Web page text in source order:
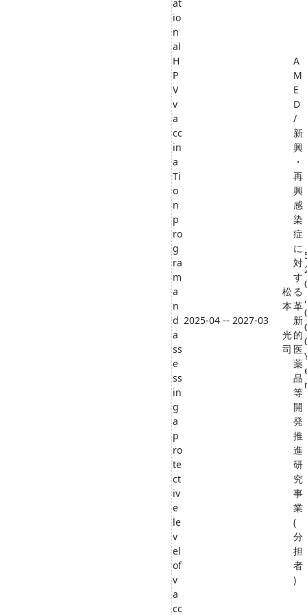
at
io
n
al
H
P
V
v
a
cc
in
a
Ti
o
n
p
ro
g
ra
m
a
n
d
a
ss
e
ss
in
g
a
p
ro
te
ct
iv
e
le
v
el
of
v
a
cc
2025-04 -- 2027-03
松
本
光
司
A
M
E
D
/
新
興
・
再
興
感
染
症
に
対
す
る
革
新
的
医
薬
品
等
開
発
推
進
研
究
事
業
(
分
担
者
)
,